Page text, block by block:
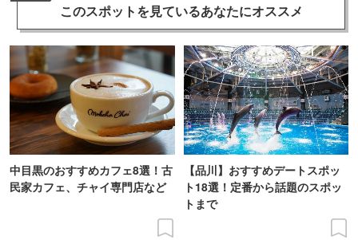
このスポットを見ているあなたにオススメ
中目黒のおすすめカフェ8選！古
民家カフェ、チャイ専門店など
【品川】おすすめデートスポッ
ト18選！定番から話題のスポッ
トまで